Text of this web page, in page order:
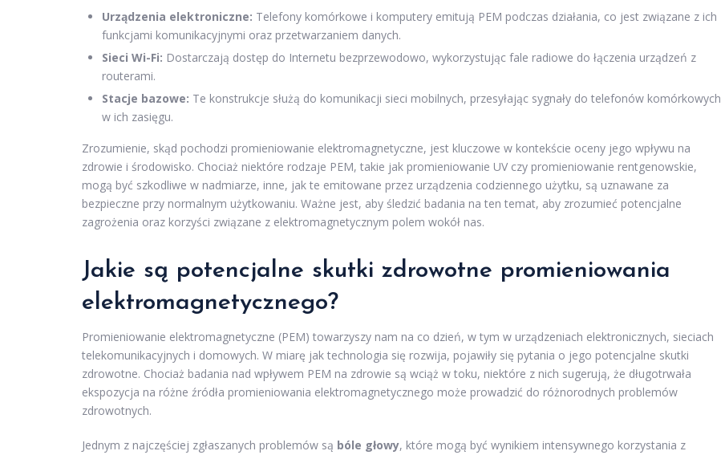
Urządzenia elektroniczne: Telefony komórkowe i komputery emitują PEM podczas działania, co jest związane z ich
funkcjami komunikacyjnymi oraz przetwarzaniem danych.
Sieci Wi-Fi: Dostarczają dostęp do Internetu bezprzewodowo, wykorzystując fale radiowe do łączenia urządzeń z
routerami.
Stacje bazowe: Te konstrukcje służą do komunikacji sieci mobilnych, przesyłając sygnały do telefonów komórkowych
w ich zasięgu.
Zrozumienie, skąd pochodzi promieniowanie elektromagnetyczne, jest kluczowe w kontekście oceny jego wpływu na
zdrowie i środowisko. Chociaż niektóre rodzaje PEM, takie jak promieniowanie UV czy promieniowanie rentgenowskie,
mogą być szkodliwe w nadmiarze, inne, jak te emitowane przez urządzenia codziennego użytku, są uznawane za
bezpieczne przy normalnym użytkowaniu. Ważne jest, aby śledzić badania na ten temat, aby zrozumieć potencjalne
zagrożenia oraz korzyści związane z elektromagnetycznym polem wokół nas.
Jakie są potencjalne skutki zdrowotne promieniowania
elektromagnetycznego?
Promieniowanie elektromagnetyczne (PEM) towarzyszy nam na co dzień, w tym w urządzeniach elektronicznych, sieciach
telekomunikacyjnych i domowych. W miarę jak technologia się rozwija, pojawiły się pytania o jego potencjalne skutki
zdrowotne. Chociaż badania nad wpływem PEM na zdrowie są wciąż w toku, niektóre z nich sugerują, że długotrwała
ekspozycja na różne źródła promieniowania elektromagnetycznego może prowadzić do różnorodnych problemów
zdrowotnych.
Jednym z najczęściej zgłaszanych problemów są bóle głowy, które mogą być wynikiem intensywnego korzystania z